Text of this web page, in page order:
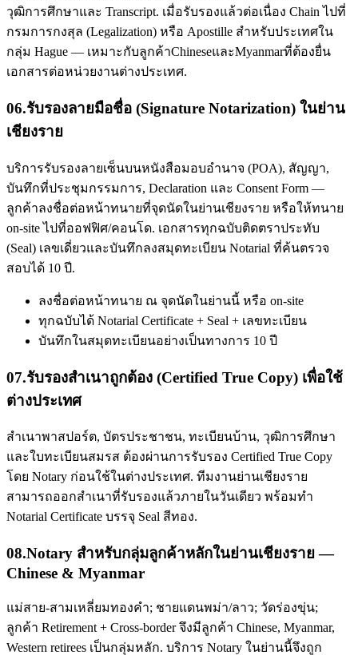
วุฒิการศึกษาและ Transcript. เมื่อรับรองแล้วต่อเนื่อง Chain ไปที่
กรมการกงสุล (Legalization) หรือ Apostille สำหรับประเทศใน
กลุ่ม Hague — เหมาะกับลูกค้าChineseและMyanmarที่ต้องยื่น
เอกสารต่อหน่วยงานต่างประเทศ.
06.รับรองลายมือชื่อ (Signature Notarization) ในย่าน
เชียงราย
บริการรับรองลายเซ็นบนหนังสือมอบอำนาจ (POA), สัญญา,
บันทึกที่ประชุมกรรมการ, Declaration และ Consent Form —
ลูกค้าลงชื่อต่อหน้าทนายที่จุดนัดในย่านเชียงราย หรือให้ทนาย
on-site ไปที่ออฟฟิศ/คอนโด. เอกสารทุกฉบับติดตราประทับ
(Seal) เลขเดี่ยวและบันทึกลงสมุดทะเบียน Notarial ที่ค้นตรวจ
สอบได้ 10 ปี.
ลงชื่อต่อหน้าทนาย ณ จุดนัดในย่านนี้ หรือ on-site
ทุกฉบับได้ Notarial Certificate + Seal + เลขทะเบียน
บันทึกในสมุดทะเบียนอย่างเป็นทางการ 10 ปี
07.รับรองสำเนาถูกต้อง (Certified True Copy) เพื่อใช้
ต่างประเทศ
สำเนาพาสปอร์ต, บัตรประชาชน, ทะเบียนบ้าน, วุฒิการศึกษา
และใบทะเบียนสมรส ต้องผ่านการรับรอง Certified True Copy
โดย Notary ก่อนใช้ในต่างประเทศ. ทีมงานย่านเชียงราย
สามารถออกสำเนาที่รับรองแล้วภายในวันเดียว พร้อมทำ
Notarial Certificate บรรจุ Seal สีทอง.
08.Notary สำหรับกลุ่มลูกค้าหลักในย่านเชียงราย —
Chinese & Myanmar
แม่สาย-สามเหลี่ยมทองคำ; ชายแดนพม่า/ลาว; วัดร่องขุ่น;
ลูกค้า Retirement + Cross-border จึงมีลูกค้า Chinese, Myanmar,
Western retirees เป็นกลุ่มหลัก. บริการ Notary ในย่านนี้จึงถูก